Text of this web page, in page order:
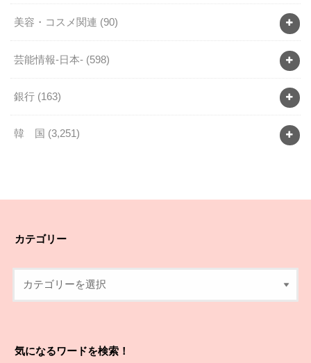
美容・コスメ関連 (90)
芸能情報-日本- (598)
銀行 (163)
韓 国 (3,251)
カテゴリー
気になるワードを検索！